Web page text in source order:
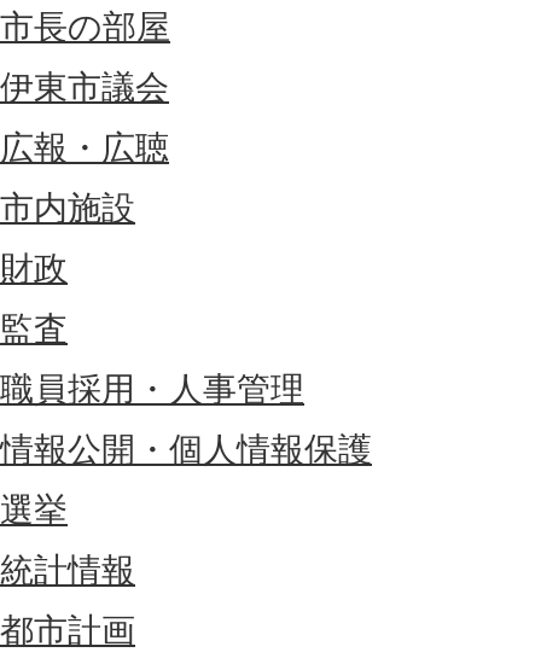
市長の部屋
伊東市議会
広報・広聴
市内施設
財政
監査
職員採用・人事管理
情報公開・個人情報保護
選挙
統計情報
都市計画